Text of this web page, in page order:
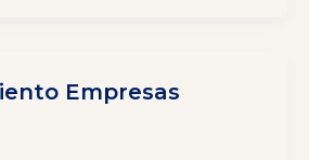
Empresas